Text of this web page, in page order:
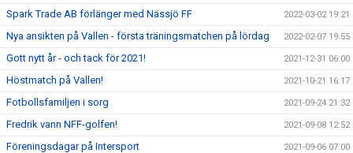
Spark Trade AB förlänger med Nässjö FF 2022-03-02 19:21
Nya ansikten på Vallen - första träningsmatchen på lördag 2022-02-07 19:55
Gott nytt år - och tack för 2021! 2021-12-31 06:00
Höstmatch på Vallen! 2021-10-21 16:17
Fotbollsfamiljen i sorg 2021-09-24 21:32
Fredrik vann NFF-golfen! 2021-09-08 12:52
Föreningsdagar på Intersport 2021-09-06 07:00